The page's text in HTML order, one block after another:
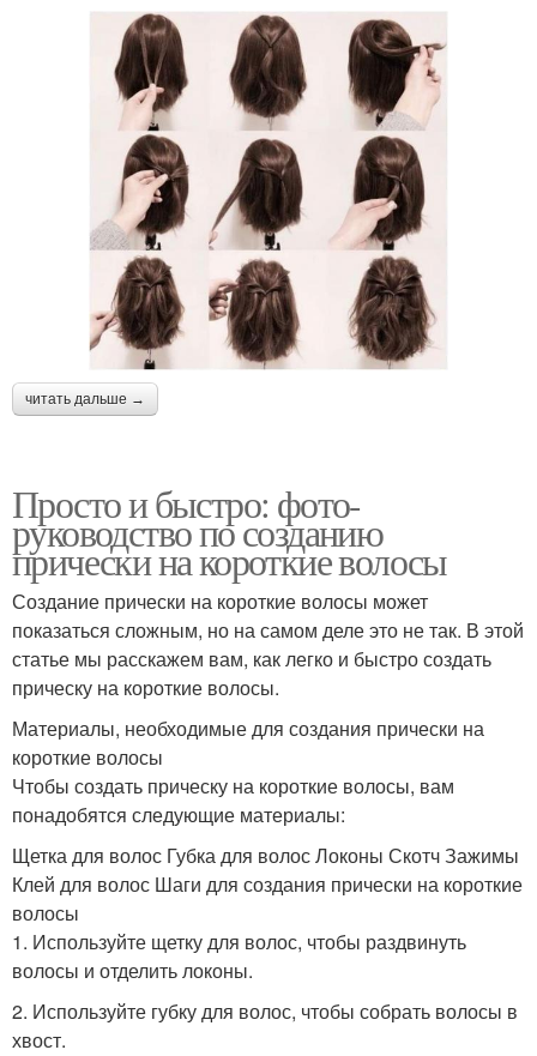
читать дальше →
Просто и быстро: фото-
руководство по созданию
прически на короткие волосы
Создание прически на короткие волосы может
показаться сложным, но на самом деле это не так. В этой
статье мы расскажем вам, как легко и быстро создать
прическу на короткие волосы.
Материалы, необходимые для создания прически на
короткие волосы
Чтобы создать прическу на короткие волосы, вам
понадобятся следующие материалы:
Щетка для волос Губка для волос Локоны Скотч Зажимы
Клей для волос Шаги для создания прически на короткие
волосы
1. Используйте щетку для волос, чтобы раздвинуть
волосы и отделить локоны.
2. Используйте губку для волос, чтобы собрать волосы в
хвост.